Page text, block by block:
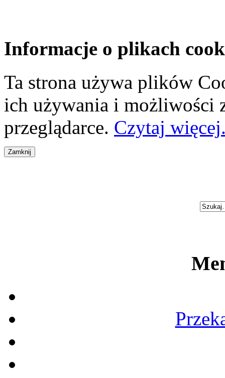
Informacje o plikach
Ta strona używa plików
ich używania i możliwości
przeglądarce. Czytaj